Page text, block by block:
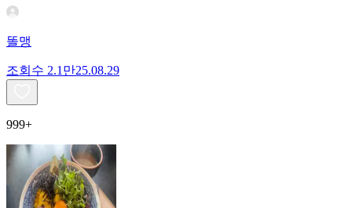
똘맹
조회수 2.1만25.08.29
999+